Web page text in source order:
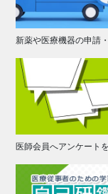
新薬や医療機器の申請
医師会員へアンケート